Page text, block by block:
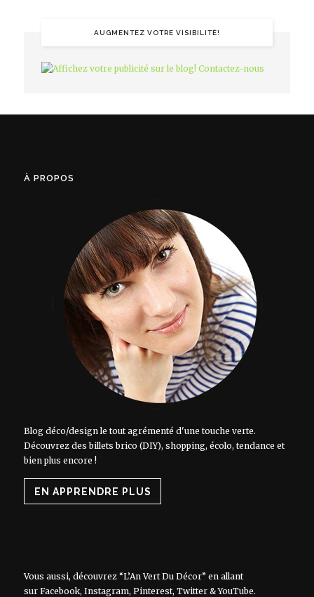
AUGMENTEZ VOTRE VISIBILITÉ!
À PROPOS
Blog déco/design le tout agrémenté d'une touche verte.
Découvrez des billets brico (DIY), shopping, écolo, tendance et
bien plus encore !
EN APPRENDRE PLUS
Vous aussi, découvrez “L’An Vert Du Décor” en allant
sur Facebook, Instagram, Pinterest, Twitter&YouTube.